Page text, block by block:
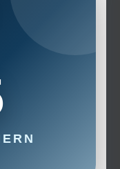
164,18€